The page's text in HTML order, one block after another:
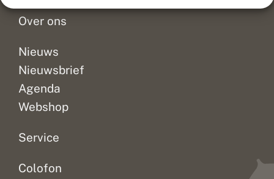
Over ons
Nieuws
Nieuwsbrief
Agenda
Webshop
Service
Colofon